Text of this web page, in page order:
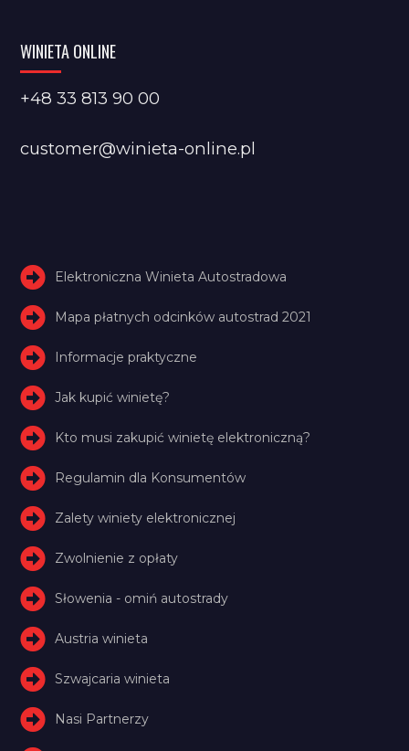
WINIETA ONLINE
+48 33 813 90 00
customer@winieta-online.pl
Elektroniczna Winieta Autostradowa
Mapa płatnych odcinków autostrad 2021
Informacje praktyczne
Jak kupić winietę?
Kto musi zakupić winietę elektroniczną?
Regulamin dla Konsumentów
Zalety winiety elektronicznej
Zwolnienie z opłaty
Słowenia - omiń autostrady
Austria winieta
Szwajcaria winieta
Nasi Partnerzy